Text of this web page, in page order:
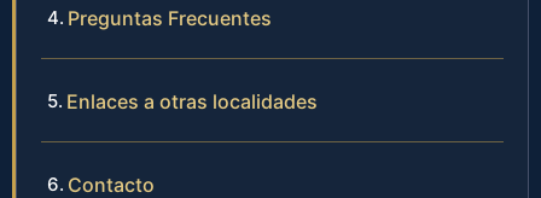
Preguntas Frecuentes
Enlaces a otras localidades
Contacto